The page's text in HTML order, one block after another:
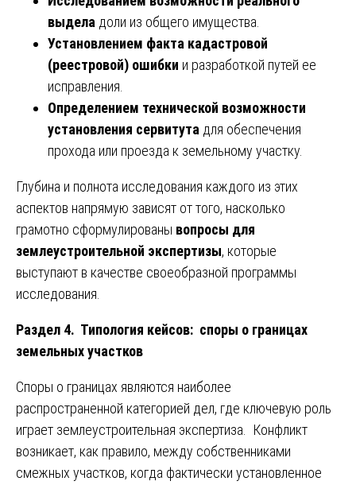
выдела доли из общего имущества.
Установлением факта кадастровой
(реестровой) ошибки и разработкой путей ее
исправления.
Определением технической возможности
установления сервитута для обеспечения
прохода или проезда к земельному участку.
Глубина и полнота исследования каждого из этих
аспектов напрямую зависят от того, насколько
грамотно сформулированы вопросы для
землеустроительной экспертизы, которые
выступают в качестве своеобразной программы
исследования.
Раздел 4. Типология кейсов: споры о границах
земельных участков
Споры о границах являются наиболее
распространенной категорией дел, где ключевую роль
играет землеустроительная экспертиза. Конфликт
возникает, как правило, между собственниками
смежных участков, когда фактически установленное